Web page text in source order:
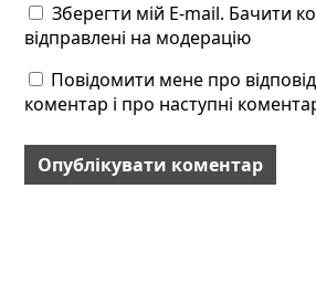
Зберегти мій E-mail. Бачити
відправлені на модерацію
Повідомити мене про
коментар і про наступні